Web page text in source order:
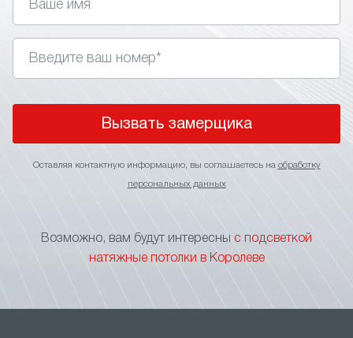
так как подсветка не подходит для классических
интерьеров.
в интерьере световых линий позволяет визуально
пространство помещения или выделить
определенный участок.
оптимальное решение для зонирования
пространства без применения перегородок
перемещения. Тонкие световые линии на потолке
станут прекрасным указателем границы
Вызвать замерщика
Оставляя контактную информацию, вы соглашаетесь на обработку
персональных данных
Возможно, вам будут интересны с подсветкой
натяжные потолки в Королеве